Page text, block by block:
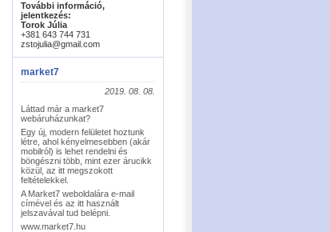
További információ,
jelentkezés:
Torok Júlia
+381 643 744 731
zstojulia@gmail.com
market7
2019. 08. 08.
Láttad már a market7
webáruházunkat?
Egy új, modern felületet hoztunk
létre, ahol kényelmesebben (akár
mobilról) is lehet rendelni és
böngészni több, mint ezer árucikk
közül, az itt megszokott
feltételekkel.
A Market7 weboldalára e-mail
címével és az itt használt
jelszavával tud belépni.
www.market7.hu